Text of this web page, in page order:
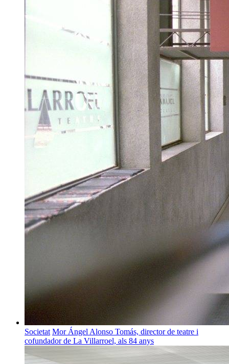
Societat Mor Ángel Alonso Tomás, director de teatre i
cofundador de La Villarroel, als 84 anys